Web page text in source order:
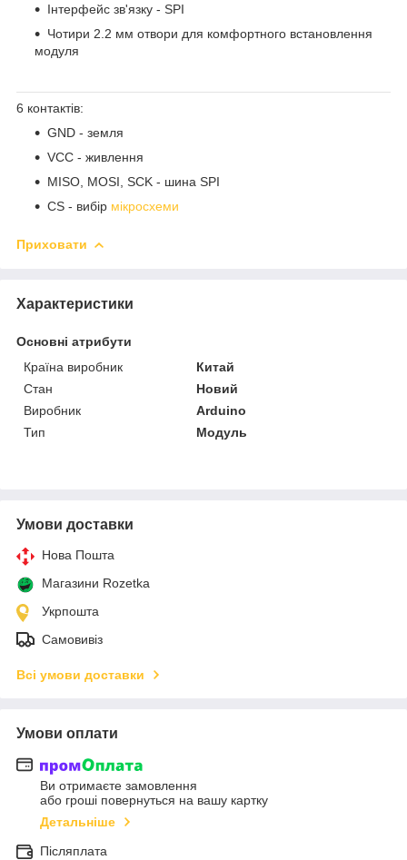
Інтерфейс зв'язку - SPI
Чотири 2.2 мм отвори для комфортного встановлення
модуля
6 контактів:
GND - земля
VCC - живлення
MISO, MOSI, SCK - шина SPI
CS - вибір мікросхеми
Приховати
Характеристики
Основні атрибути
Країна виробник
Китай
Стан
Новий
Виробник
Arduino
Тип
Модуль
Умови доставки
Нова Пошта
Магазини Rozetka
Укрпошта
Самовивіз
Всі умови доставки
Умови оплати
Ви отримаєте замовлення
або гроші повернуться на вашу картку
Детальніше
Післяплата